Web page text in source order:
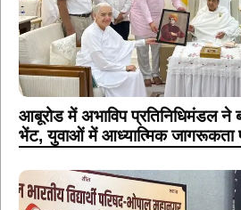
आबूरोड में अभाविप प्रतिनिधिमंडल ने
भेंट, युवाओं में आध्यात्मिक जागरूकता